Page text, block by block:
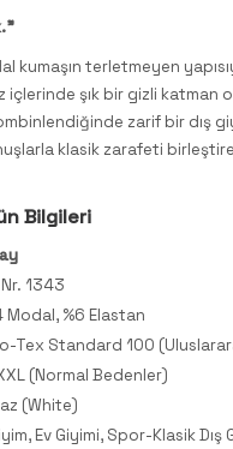
kumaşın terletmeyen
içlerinde şık bir gizli katman
zarif bir dış
klasik zarafeti
Bilgileri
1343
Modal, %6 Elastan
Tex Standard 100
(Normal Bedenler)
(White)
Ev Giyimi, Spor-Klasik Dış